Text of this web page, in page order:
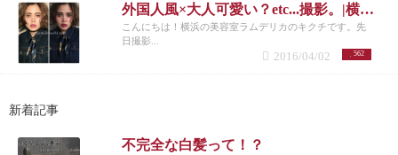
外国人風×大人可愛い？etc...撮影。|横浜元町美容室ラムデリカ/キクチ
こんにちは！横浜の美容室ラムデリカのキクチです。先
日撮影...
562
2016/04/02
新着記事
不完全な白髪って！？